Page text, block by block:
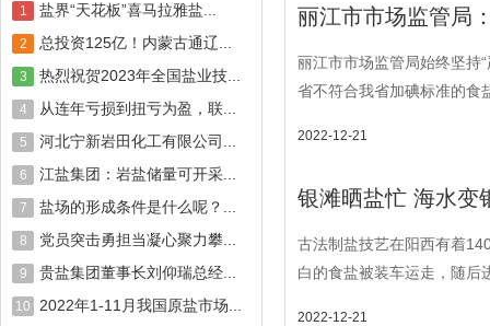
1 盐界“天花板”喜马拉雅盐...
2 总投资125亿！内蒙古通辽...
3 热烈祝贺2023年全国盐业技...
4 从连年亏损到扭亏为盈，联...
5 河北宁新岩田化工有限公司...
6 江盐集团：岩盐储量可开采...
7 盐场的形成条件是什么呢？...
8 党员突击勇担当凝心聚力攀...
9 贵盐集团董事长刘仰瑞总经...
10 2022年1-11月我国原盐市场...
丽江市市场监管局
丽江市市场监管局始终坚持
省不符合我省加碘标准的食
2022-12-21
银滩晒盐忙 海水变
古法制盐技艺在阳西有着
白的食盐被装车运走，随后
2022-12-21